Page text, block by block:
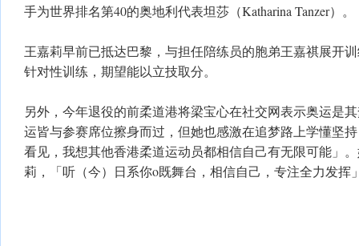
手为世界排名第40的奥地利代表坦莎（Katharina Tanzer）。
王嘉莉早前已抵达巴黎，与担任陪练员的胞弟王嘉祺展开
针对性训练，期望能以立技取分。
另外，今年退役的前柔道港将梁宝心在社交网表示奥运是
运皆与参赛席位擦身而过，但她也感激在追梦路上学懂坚
看见，我想其他香港柔道运动员都相信自己有无限可能」
莉，「听（今）日系你o既舞台，相信自己，专注全力发挥